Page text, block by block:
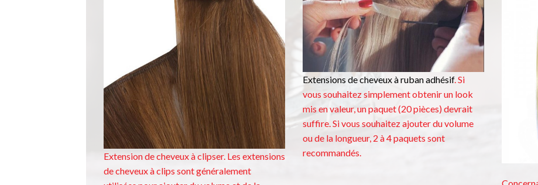
Extension de cheveux à clipser. Les extensions
de cheveux à clips sont généralement
Extensions de cheveux à ruban adhésif. Si
vous souhaitez simplement obtenir un look
mis en valeur, un paquet (20 pièces) devrait
suffire. Si vous souhaitez ajouter du volume
ou de la longueur, 2 à 4 paquets sont
recommandés.